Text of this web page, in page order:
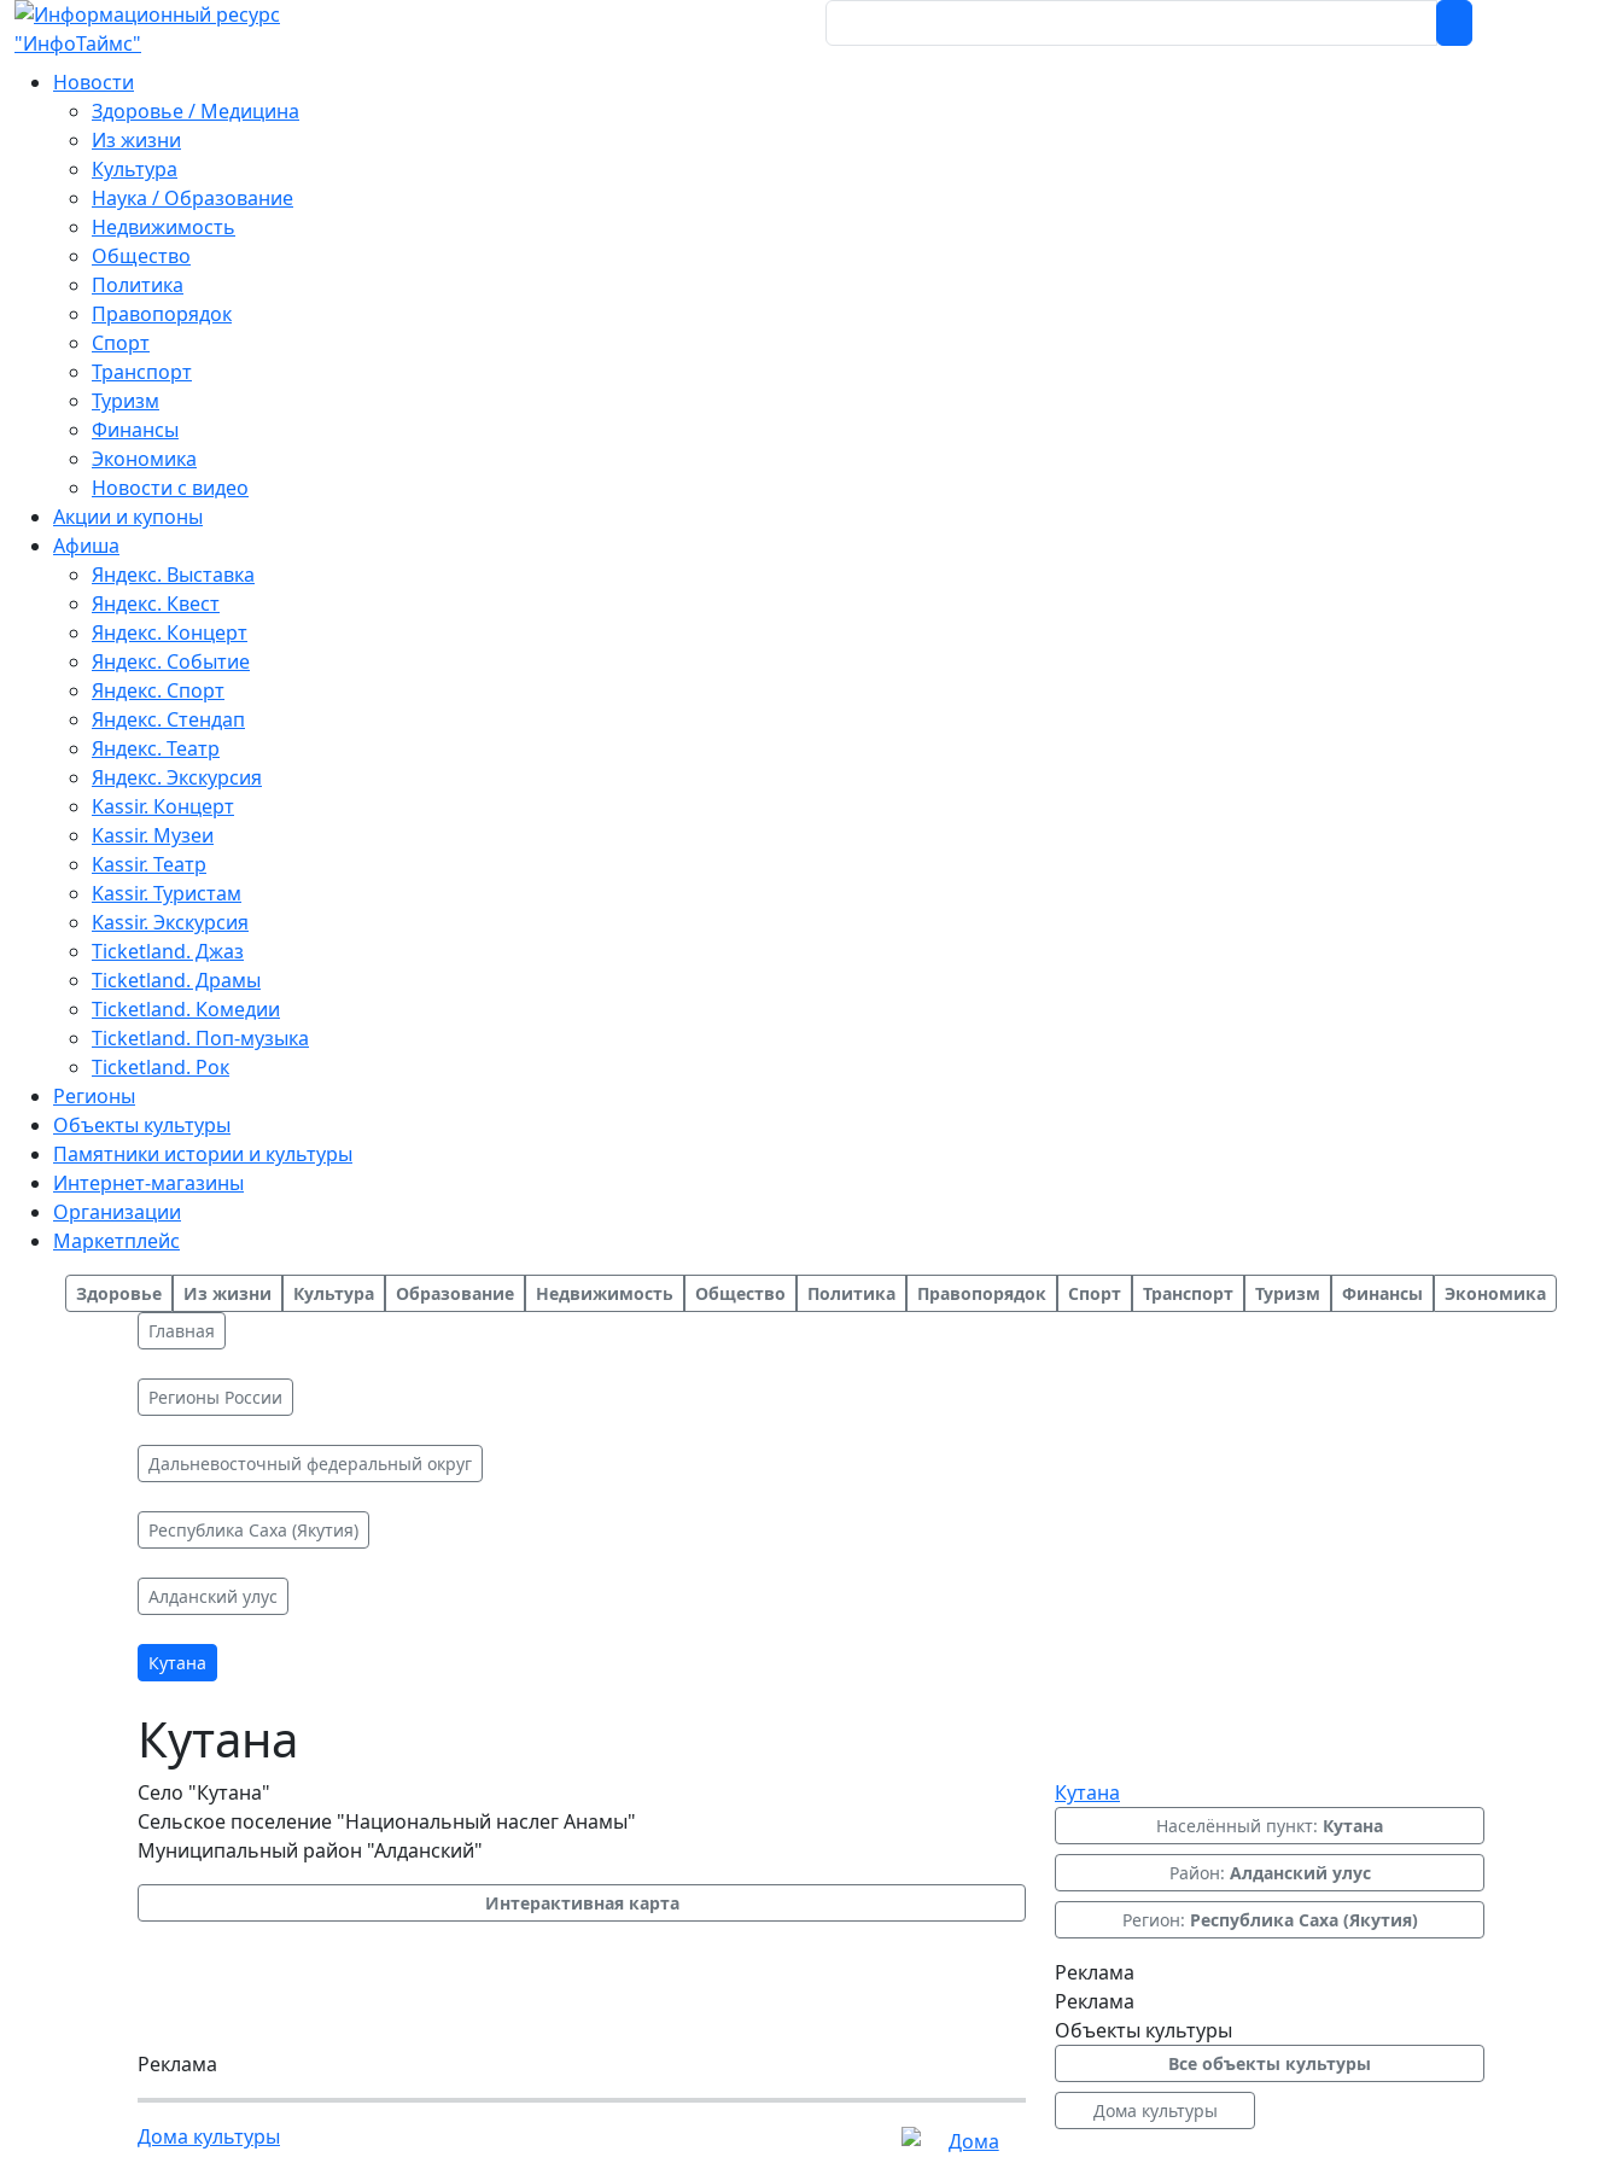
Новости
Здоровье / Медицина
Из жизни
Культура
Наука / Образование
Недвижимость
Общество
Политика
Правопорядок
Спорт
Транспорт
Туризм
Финансы
Экономика
Новости с видео
Акции и купоны
Афиша
Яндекс. Выставка
Яндекс. Квест
Яндекс. Концерт
Яндекс. Событие
Яндекс. Спорт
Яндекс. Стендап
Яндекс. Театр
Яндекс. Экскурсия
Kassir. Концерт
Kassir. Музеи
Kassir. Театр
Kassir. Туристам
Kassir. Экскурсия
Ticketland. Джаз
Ticketland. Драмы
Ticketland. Комедии
Ticketland. Поп-музыка
Ticketland. Рок
Регионы
Объекты культуры
Памятники истории и культуры
Интернет-магазины
Организации
Маркетплейс
Здоровье Из жизни Культура Образование Недвижимость Общество Политика Правопорядок Спорт Транспорт Туризм Финансы
Экономика
Главная
Регионы России
Дальневосточный федеральный округ
Республика Саха (Якутия)
Алданский улус
Кутана
Кутана
Село "Кутана"
Сельское поселение "Национальный наслег Анамы"
Муниципальный район "Алданский"
Интерактивная карта
Реклама
Дома культуры
Кутана
Населённый пункт: Кутана
Район: Алданский улус
Регион: Республика Саха (Якутия)
Реклама
Реклама
Объекты культуры
Все объекты культуры
Дома культуры